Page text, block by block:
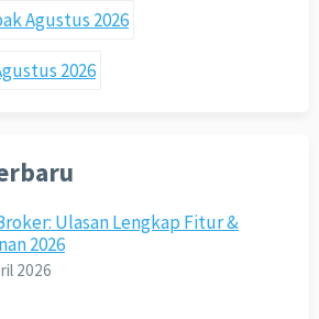
Ulasan Lengkap Fitur &
2026
2026